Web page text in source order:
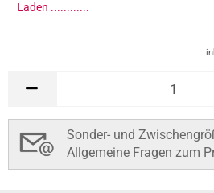
Laden .............
Sonder- und
Allgemeine Fragen zum